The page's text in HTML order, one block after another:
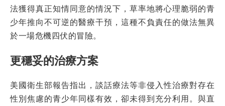
法獲得真正知情同意的情況下，草率地將心理脆弱的青
少年推向不可逆的醫療干預，這種不負責任的做法無異
於一場危機四伏的冒險。
更穩妥的治療方案
美國衛生部報告指出，談話療法等非侵入性治療對存在
性別焦慮的青少年同樣有效，卻未得到充分利用。與直